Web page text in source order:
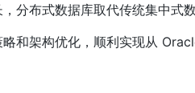
分布式数据库取代传统集中式数
和架构优化，顺利实现从